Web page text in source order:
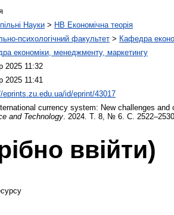
Науки > HB Економічна теорія
психологічний факультет > Кафедра
економіки, менеджменту, маркетингу
2025 11:32
2025 11:41
eprints.zu.edu.ua/id/eprint/43017
currency system: New challenges
and Technology. 2024. Т. 8, № 6. С.
ввійти)